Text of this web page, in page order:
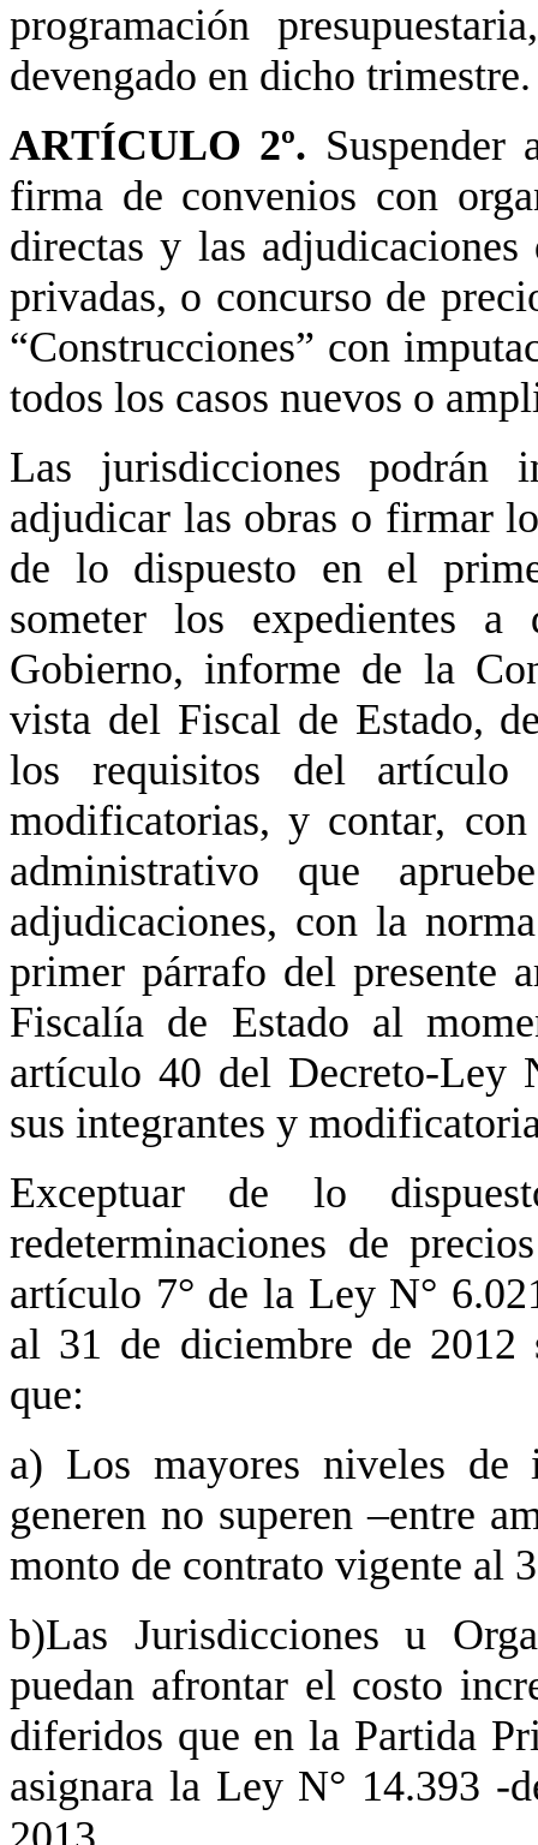
programación
devengado en dicho trimestre.
ARTÍCULO 2º.
firma de convenios con
directas y las
privadas, o concurso de
“Construcciones” con
todos los casos nuevos o
Las jurisdicciones podrán
adjudicar las obras o firmar
de lo dispuesto en el
someter los expedientes a
Gobierno, informe de la
vista del Fiscal de Estado,
los requisitos del
modificatorias, y contar,
administrativo que
adjudicaciones, con la
primer párrafo del presente
Fiscalía de Estado al
artículo 40 del Decreto-Ley
sus integrantes y
Exceptuar de lo
redeterminaciones de
artículo 7° de la Ley N°
al 31 de diciembre de 2012
que:
a) Los mayores niveles de
generen no superen –entre
monto de contrato vigente al
b)Las Jurisdicciones u
puedan afrontar el costo
diferidos que en la Partida
asignara la Ley N° 14.393 -